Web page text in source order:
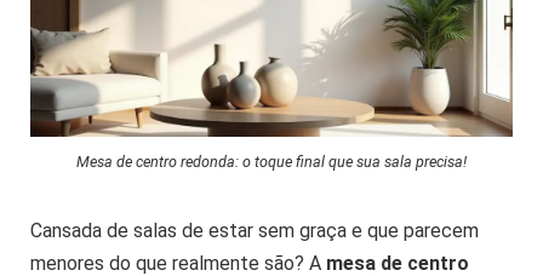
Mesa de centro redonda: o toque final que sua sala precisa!
Cansada de salas de estar sem graça e que parecem
menores do que realmente são? A mesa de centro